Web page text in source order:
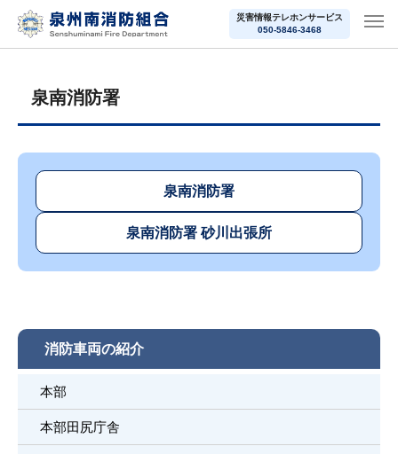
災害情報テレホンサービス
050-5846-3468
泉南消防署
泉南消防署
泉南消防署 砂川出張所
消防車両の紹介
本部
本部田尻庁舎